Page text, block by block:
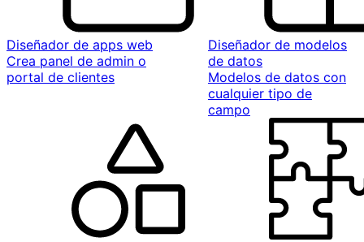
Diseñador de apps web
Crea panel de admin o
portal de clientes
Diseñador de modelos
de datos
Modelos de datos con
cualquier tipo de
campo